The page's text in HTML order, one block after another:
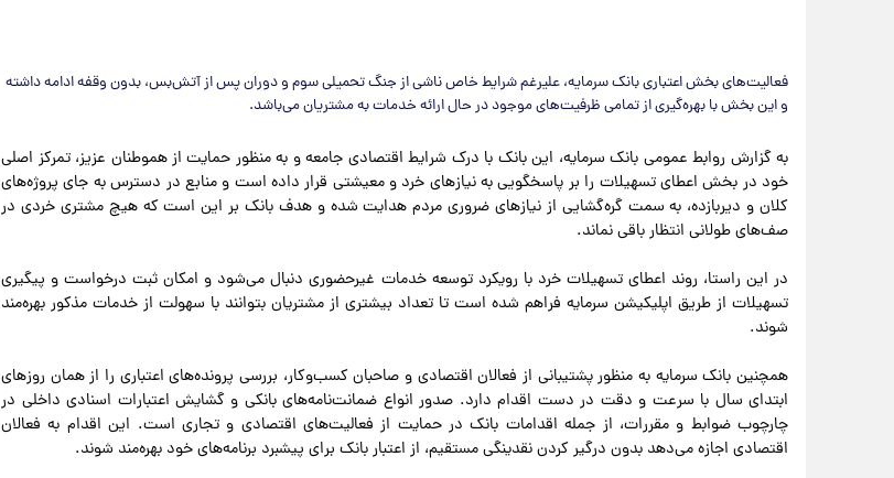
فعالیت‌های بخش اعتباری بانک سرمایه، علیرغم شرایط خاص ناشی از جنگ تحمیلی سوم و دوران پس از آتش‌بس، بدون وقفه ادامه داشته
و این بخش با بهره‌گیری از تمامی ظرفیت‌های موجود در حال ارائه خدمات به مشتریان می‌باشد.
به گزارش روابط عمومی بانک سرمایه، این بانک با درک شرایط اقتصادی جامعه و به منظور حمایت از هموطنان عزیز، تمرکز اصلی
خود در بخش اعطای تسهیلات را بر پاسخگویی به نیازهای خرد و معیشتی قرار داده است و منابع در دسترس به جای پروژه‌های
کلان و دیربازده، به سمت گره‌گشایی از نیازهای ضروری مردم هدایت شده و هدف بانک بر این است که هیچ مشتری خردی در
صف‌های طولانی انتظار باقی نماند.
در این راستا، روند اعطای تسهیلات خرد با رویکرد توسعه خدمات غیرحضوری دنبال می‌شود و امکان ثبت درخواست و پیگیری
تسهیلات از طریق اپلیکیشن سرمایه فراهم شده است تا تعداد بیشتری از مشتریان بتوانند با سهولت از خدمات مذکور بهره‌مند
شوند.
همچنین بانک سرمایه به منظور پشتیبانی از فعالان اقتصادی و صاحبان کسب‌وکار، بررسی پرونده‌های اعتباری را از همان روزهای
ابتدای سال با سرعت و دقت در دست اقدام دارد. صدور انواع ضمانت‌نامه‌های بانکی و گشایش اعتبارات اسنادی داخلی در
چارچوب ضوابط و مقررات، از جمله اقدامات بانک در حمایت از فعالیت‌های اقتصادی و تجاری است. این اقدام به فعالان
اقتصادی اجازه می‌دهد بدون درگیر کردن نقدینگی مستقیم، از اعتبار بانک برای پیشبرد برنامه‌های خود بهره‌مند شوند.